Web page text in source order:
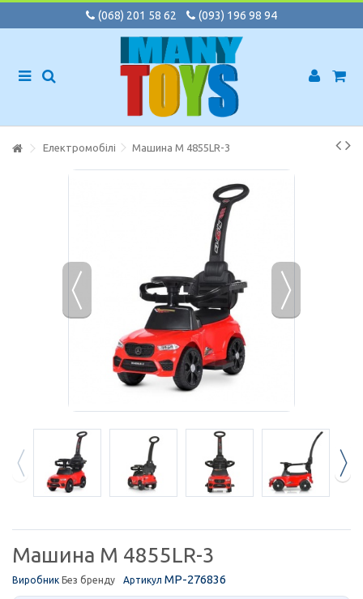
(068) 201 58 62 (093) 196 98 94
Електромобілі Машина M 4855LR-3
Машина M 4855LR-3
Виробник Без бренду Артикул MP-276836